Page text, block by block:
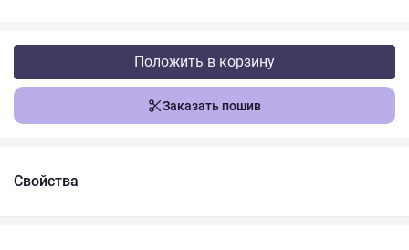
Положить в корзину
Заказать пошив
Свойства